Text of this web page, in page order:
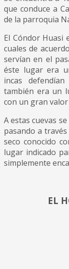
que conduce a
de la parroquia
El Cóndor Huasi
cuales de
servían en el
éste lugar era
incas
también era un
con un gran
A estas cuevas
pasando a
seco conocido
lugar indicado
simplemente
EL